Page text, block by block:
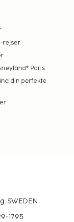
rejser
Paris
din perfekte
SWEDEN
1795